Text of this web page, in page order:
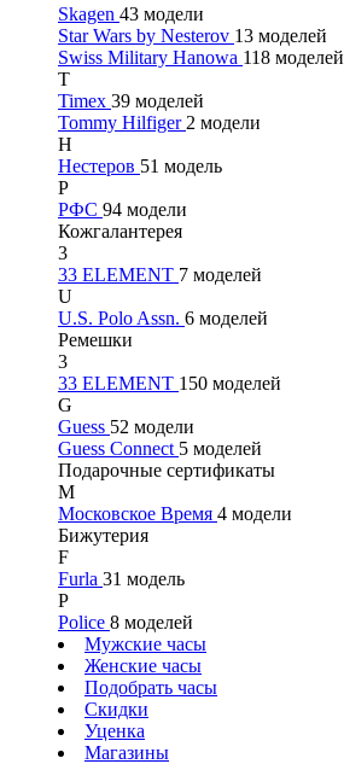
Skagen 43 модели
Star Wars by Nesterov 13 моделей
Swiss Military Hanowa 118 моделей
T
Timex 39 моделей
Tommy Hilfiger 2 модели
Н
Нестеров 51 модель
Р
РФС 94 модели
Кожгалантерея
3
33 ELEMENT 7 моделей
U
U.S. Polo Assn. 6 моделей
Ремешки
3
33 ELEMENT 150 моделей
G
Guess 52 модели
Guess Connect 5 моделей
Подарочные сертификаты
М
Московское Время 4 модели
Бижутерия
F
Furla 31 модель
P
Police 8 моделей
Мужские часы
Женские часы
Подобрать часы
Скидки
Уценка
Магазины